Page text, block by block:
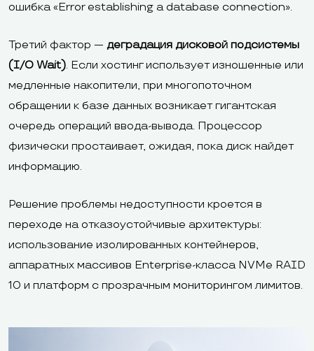
ошибка «Error establishing a database connection».
Третий фактор — деградация дисковой подсистемы
(I/O Wait). Если хостинг использует изношенные или
медленные накопители, при многопоточном
обращении к базе данных возникает гигантская
очередь операций ввода-вывода. Процессор
физически простаивает, ожидая, пока диск найдет
информацию.
Решение проблемы недоступности кроется в
переходе на отказоустойчивые архитектуры:
использование изолированных контейнеров,
аппаратных массивов Enterprise-класса NVMe RAID
10 и платформ с прозрачным мониторингом лимитов.